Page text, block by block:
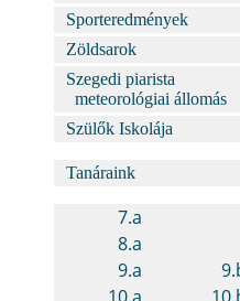
Sporteredmények
Zöldsarok
Szegedi piarista
meteorológiai állomás
Szülők Iskolája
Tanáraink